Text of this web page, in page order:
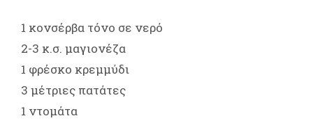
1 κονσέρβα τόνο σε νερό
2-3 κ.σ. μαγιονέζα
1 φρέσκο κρεμμύδι
3 μέτριες πατάτες
1 ντομάτα